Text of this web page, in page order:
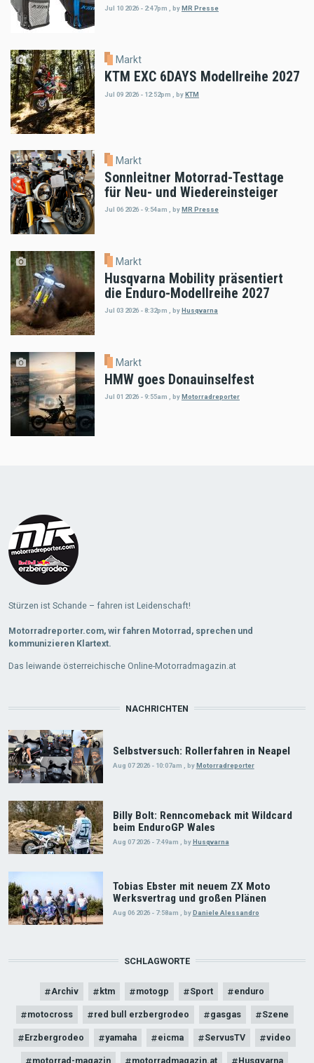
Jul 10 2026 - 2:47pm byMR Presse
Markt
KTM EXC 6DAYS Modellreihe 2027
Jul 09 2026 - 12:52pm byKTM
Markt
Sonnleitner Motorrad-Testtage
für Neu- und Wiedereinsteiger
Jul 06 2026 - 9:54am , byMR Presse
Markt
Husqvarna Mobility präsentiert
die Enduro-Modellreihe 2027
Jul 03 2026 - 8:32pm byHusqvarna
Markt
HMW goes Donauinselfest
Jul 01 2026 - 9:55am byMotorradreporter
Stürzen ist Schande – fahren ist Leidenschaft!
Motorradreporter.com, wir fahren Motorrad, sprechen und
kommunizieren Klartext.
Das leiwande österreichische Online-Motorradmagazin.at
NACHRICHTEN
Selbstversuch: Rollerfahren in Neapel
Aug 07 2026 - 10:07am byMotorradreporter
Billy Bolt: Renncomeback mit Wildcard
beim EnduroGP Wales
Aug 07 2026 - 7:49am byHusqvarna
Tobias Ebster mit neuem ZX Moto
Werksvertrag und großen Plänen
Aug 06 2026 - 7:58am byDaniele Alessandro
SCHLAGWORTE
Archiv ktm motogp Sport enduro
motocross red bull erzbergrodeo gasgas Szene
Erzbergrodeo yamaha eicma ServusTV video
motorrad-magazin motorradmagazin.at Husqvarna